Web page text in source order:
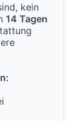
kein
14 Tagen